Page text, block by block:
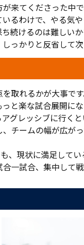
来てくださった中
るわけで、やる気
続けるのは難しい
っかりと反省して
取れるかが大事で
と楽な試合展開に
グレッシブに行く
チームの幅が広がっ
、現状に満足して
一試合、集中して